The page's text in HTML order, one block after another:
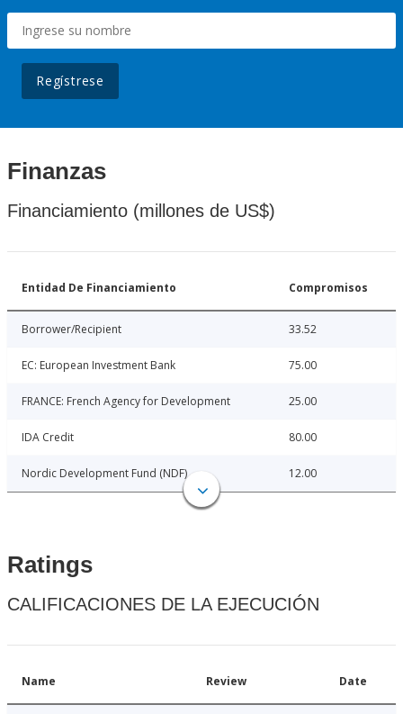
Regístrese
Finanzas
Financiamiento (millones de US$)
Entidad De Financiamiento Compromisos
Borrower/Recipient 33.52
EC: European Investment Bank 75.00
FRANCE: French Agency for Development 25.00
IDA Credit 80.00
Nordic Development Fund (NDF) 12.00
Ratings
CALIFICACIONES DE LA EJECUCIÓN
Name Review Date